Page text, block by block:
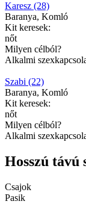
Karesz (28)
Baranya, Komló
Kit keresek:
nőt
Milyen célból?
Alkalmi
Szabi (22)
Baranya, Komló
Kit keresek:
nőt
Milyen célból?
Alkalmi
Hosszú távú
Csajok
Pasik